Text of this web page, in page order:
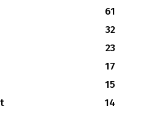
61
32
23
17
15
14